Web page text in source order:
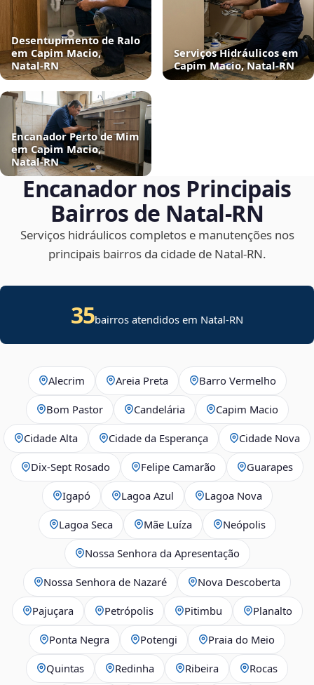
Desentupimento de Ralo
em Capim Macio,
Natal‑RN
Serviços Hidráulicos em
Capim Macio, Natal‑RN
Encanador Perto de Mim
em Capim Macio,
Natal‑RN
Encanador nos Principais
Bairros de Natal‑RN
Serviços hidráulicos completos e manutenções nos
principais bairros da cidade de Natal‑RN.
35bairros atendidos em Natal-RN
Alecrim Areia Preta Barro Vermelho
Bom Pastor Candelária Capim Macio
Cidade Alta Cidade da Esperança Cidade Nova
Dix‑Sept Rosado Felipe Camarão Guarapes
Igapó Lagoa Azul Lagoa Nova
Lagoa Seca Mãe Luíza Neópolis
Nossa Senhora da Apresentação
Nossa Senhora de Nazaré Nova Descoberta
Pajuçara Petrópolis Pitimbu Planalto
Ponta Negra Potengi Praia do Meio
Quintas Redinha Ribeira Rocas